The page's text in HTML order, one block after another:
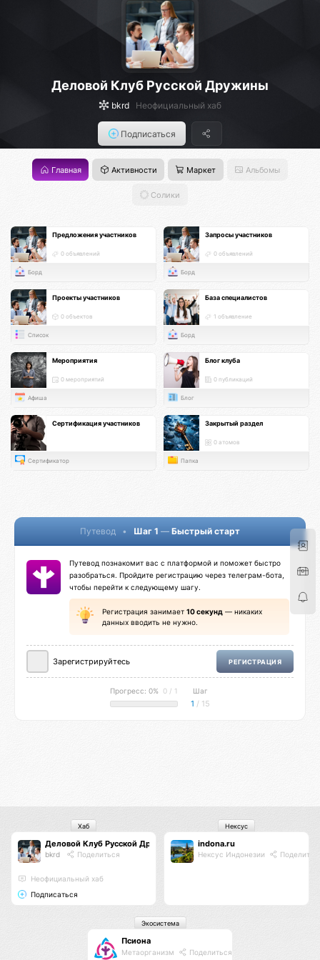
Деловой Клуб Русской Дружины
bkrd Неофициальный хаб
Подписаться
Главная Активности Маркет Альбомы
Солики
Предложения участников
0 объявлений
Борд
Запросы участников
0 объявлений
Борд
Проекты участников
0 объектов
Список
База специалистов
1 объявление
Борд
Мероприятия
0 мероприятий
Афиша
Блог клуба
0 публикаций
Блог
Сертификация участников
Сертификатор
Закрытый раздел
0 атомов
Папка
Путевод • Шаг 1 — Быстрый старт
Путевод познакомит вас с платформой и поможет быстро
разобраться. Пройдите регистрацию через телеграм-бота,
чтобы перейти к следующему шагу.
Регистрация занимает 10 секунд — никаких
данных вводить не нужно.
Зарегистрируйтесь РЕГИСТРАЦИЯ
Прогресс: 0% 0 / 1 Шаг
1 / 15
Деловой Клуб Русской Дружины
bkrd Поделиться
Неофициальный хаб
Подписаться
Хаб
indona.ru
Нексус Индонезии
Нексус
Псиона
Метаорганизм Поделиться
Экосистема